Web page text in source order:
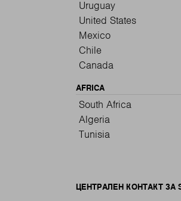
Uruguay
United States
Mexico
Chile
Canada
AFRICA
South Africa
Algeria
Tunisia
ЦЕНТРАЛЕН КОНТАКТ ЗА